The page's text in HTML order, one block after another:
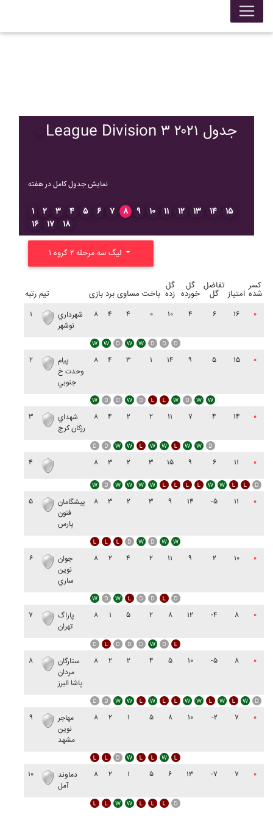
League Division ۳ ۲۰۲۱ جدول
نمایش جدول کامل در هفته
۱ ۲ ۳ ۴ ۵ ۶ ۷ ۸ ۹ ۱۰ ۱۱ ۱۲ ۱۳ ۱۴
۱۵
۱۶
۱۷ ۱۸
رتبه تیم بازی برد مساوی باخت
گل
زده
گل
خورده
تفاضل
گل امتیاز
کسر
شده
۱
شهرداري
نوشهر
۸ ۴ ۴ ۰ ۱۰ ۴ ۶ ۱۶ ۰
۲
پيام
وحدت خ
جنوبي
۸ ۴ ۳ ۱ ۱۴ ۹ ۵ ۱۵ ۰
۳
شهداي
رزکان کرج
۸ ۴ ۲ ۲ ۱۱ ۷ ۴ ۱۴ ۰
۴ ۸ ۳ ۲ ۳ ۱۵ ۹ ۶ ۱۱ ۰
۵
پيشگامان
فنون
پارس
۸ ۳ ۲ ۳ ۹ ۱۴ -۵ ۱۱ ۰
۶
جوان
نوين
ساري
۸ ۲ ۴ ۲ ۱۱ ۹ ۲ ۱۰ ۰
۷
پاراگ
تهران
۸ ۱ ۵ ۲ ۸ ۱۲ -۴ ۸ ۰
۸
ستارگان
مردان
پاشا البرز
۸ ۲ ۲ ۴ ۵ ۱۰ -۵ ۸ ۰
۹
مهاجر
نوين
مشهد
۸ ۲ ۱ ۵ ۸ ۱۰ -۲ ۷ ۰
۱۰
دماوند
آمل
۸ ۲ ۱ ۵ ۶ ۱۳ -۷ ۷ ۰